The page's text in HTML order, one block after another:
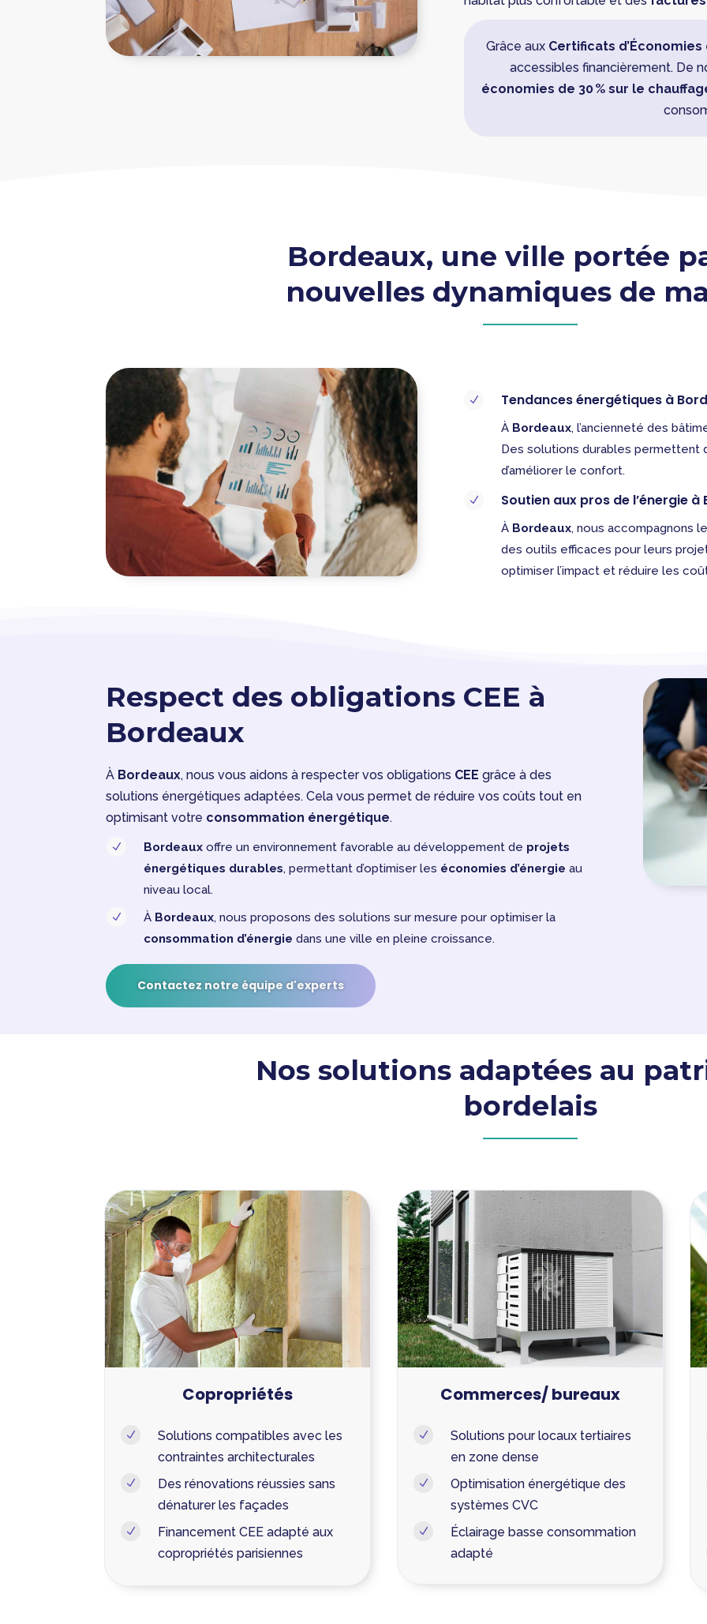
Grâce aux Certificats d’Économies
accessibles financièrement. De
économies de 30 % sur le
Bordeaux, une ville portée
nouvelles dynamiques de
N Tendances énergétiques à
À Bordeaux, l’ancienneté des
Des solutions durables permettent
d’améliorer le confort.
N Soutien aux pros de l’énergie à
À Bordeaux, nous accompagnons
des outils efficaces pour leurs
optimiser l’impact et réduire les
Respect des obligations CEE à
Bordeaux
À Bordeaux, nous vous aidons à respecter vos obligations CEE grâce à des
solutions énergétiques adaptées. Cela vous permet de réduire vos coûts tout en
optimisant votre consommation énergétique.
N Bordeauxoffre un environnement favorable au développement de projets
énergétiques durables, permettant d’optimiser les économies d’énergie au
niveau local.
N À Bordeaux, nous proposons des solutions sur mesure pour optimiser la
consommation d’énergie dans une ville en pleine croissance.
Contactez notre équipe d'experts
Nos solutions adaptées au
bordelais
Copropriétés
N
Solutions compatibles avec les
contraintes architecturales
N
Des rénovations réussies sans
dénaturer les façades
N
Financement CEE adapté aux
copropriétés parisiennes
Commerces/ bureaux
N
Solutions pour locaux tertiaires
en zone dense
N
Optimisation énergétique des
systèmes CVC
N
Éclairage basse consommation
adapté